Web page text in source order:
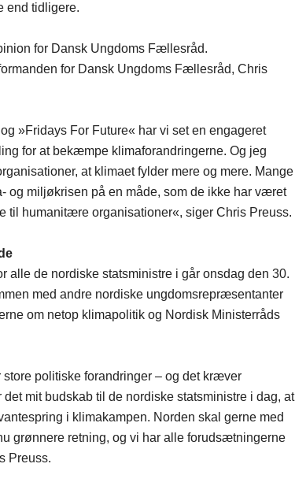
end tidligere.
for Dansk Ungdoms Fællesråd.
for Dansk Ungdoms Fællesråd, Chris
»Fridays For Future« har vi set en engageret
for at bekæmpe klimaforandringerne. Og jeg
at klimaet fylder mere og mere. Mange
og miljøkrisen på en måde, som de ikke har været
til humanitære organisationer«, siger Chris Preuss.
alle de nordiske statsministre i går onsdag den 30.
med andre nordiske ungdomsrepræsentanter
om netop klimapolitik og Nordisk Ministerråds
politiske forandringer – og det kræver
mit budskab til de nordiske statsministre i dag, at
i klimakampen. Norden skal gerne med
grønnere retning, og vi har alle forudsætningerne
Preuss.